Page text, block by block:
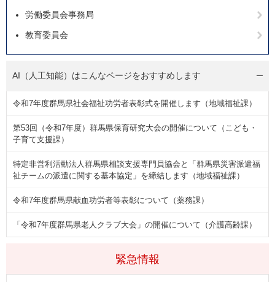
緊急情報
労働委員会事務局
教育委員会
AI（人工知能）はこんなページをおすすめします
令和7年度群馬県社会福祉功労者表彰式を開催します（地域福祉課）
第53回（令和7年度）群馬県保育研究大会の開催について（こども・
子育て支援課）
特定非営利活動法人群馬県相談支援専門員協会と「群馬県災害派遣福
祉チームの派遣に関する基本協定」を締結します（地域福祉課）
令和7年度群馬県献血功労者等表彰について（薬務課）
「令和7年度群馬県老人クラブ大会」の開催について（介護高齢課）